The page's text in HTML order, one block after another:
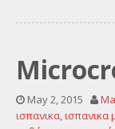
May 2, 2015
ισπανικα,ισπανικα